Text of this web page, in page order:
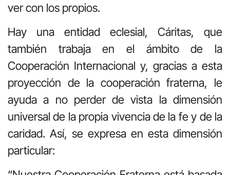
ver con los propios.
Hay una entidad eclesial, Cáritas, que
también trabaja en el ámbito de la
Cooperación Internacional y, gracias a esta
proyección de la cooperación fraterna, le
ayuda a no perder de vista la dimensión
universal de la propia vivencia de la fe y de la
caridad. Así, se expresa en esta dimensión
particular: